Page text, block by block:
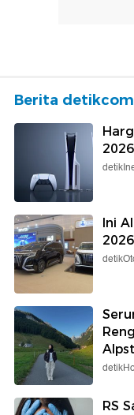
Berita
Ini
2026
RS